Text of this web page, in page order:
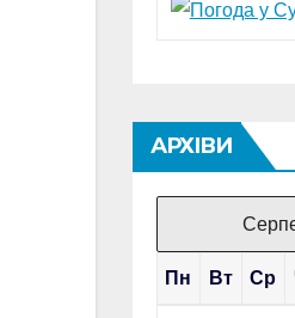
АРХІВИ
Пн Вт Ср